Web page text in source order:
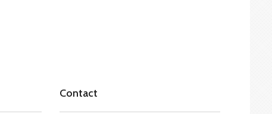
Contact